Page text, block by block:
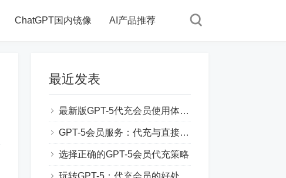
ChatGPT国内镜像 AI产品推荐
最近发表
最新版GPT-5代充会员使用体验分享
GPT-5会员服务：代充与直接购买对比
选择正确的GPT-5会员代充策略
玩转GPT-5：代充会员的好处和技巧